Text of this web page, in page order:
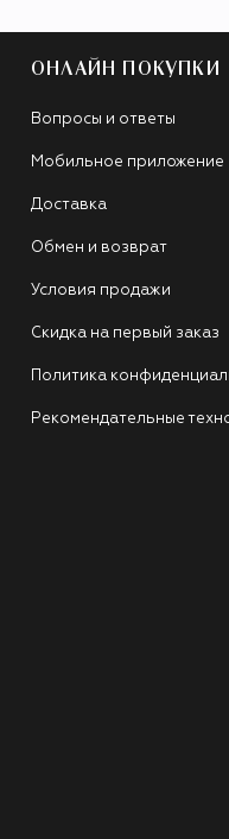
ОНЛАЙН ПОКУПКИ
Вопросы и ответы
Мобильное приложение
Доставка
Обмен и возврат
Условия продажи
Скидка на первый заказ
Политика
Рекомендательные